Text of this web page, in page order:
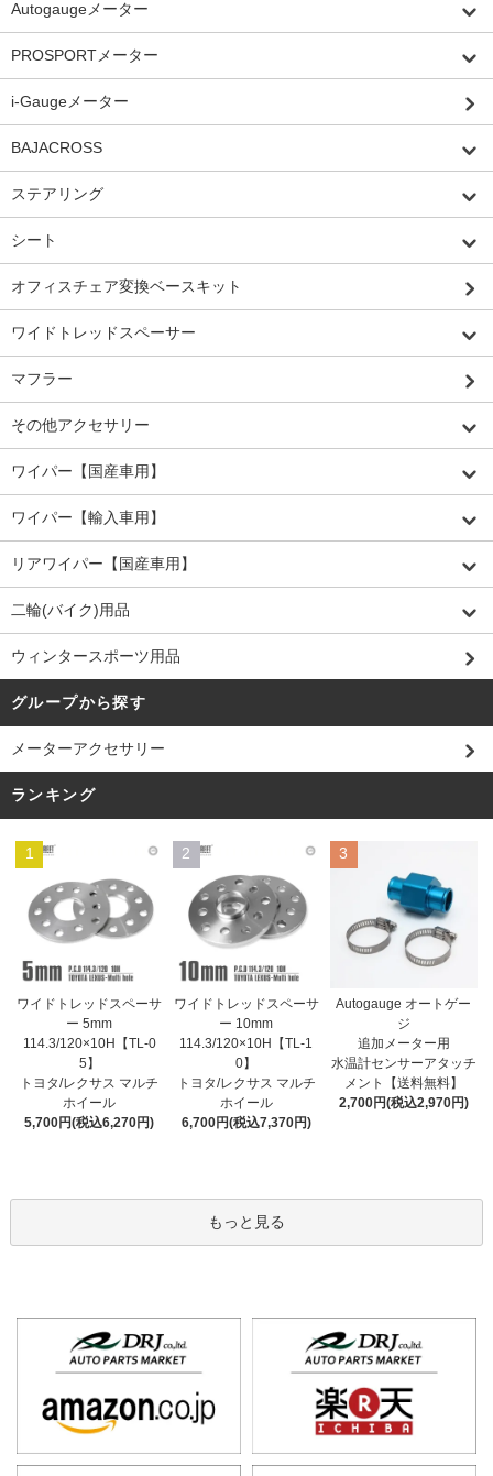
Autogaugeメーター
PROSPORTメーター
i-Gaugeメーター
BAJACROSS
ステアリング
シート
オフィスチェア変換ベースキット
ワイドトレッドスペーサー
マフラー
その他アクセサリー
ワイパー【国産車用】
ワイパー【輸入車用】
リアワイパー【国産車用】
二輪(バイク)用品
ウィンタースポーツ用品
グループから探す
メーターアクセサリー
ランキング
1
ワイドトレッドスペーサ
ー 5mm
114.3/120×10H【TL-0
5】
トヨタ/レクサス マルチ
ホイール
5,700円(税込6,270円)
2
ワイドトレッドスペーサ
ー 10mm
114.3/120×10H【TL-1
0】
トヨタ/レクサス マルチ
ホイール
6,700円(税込7,370円)
3
Autogauge オートゲー
ジ
追加メーター用
水温計センサーアタッチ
メント【送料無料】
2,700円(税込2,970円)
もっと見る